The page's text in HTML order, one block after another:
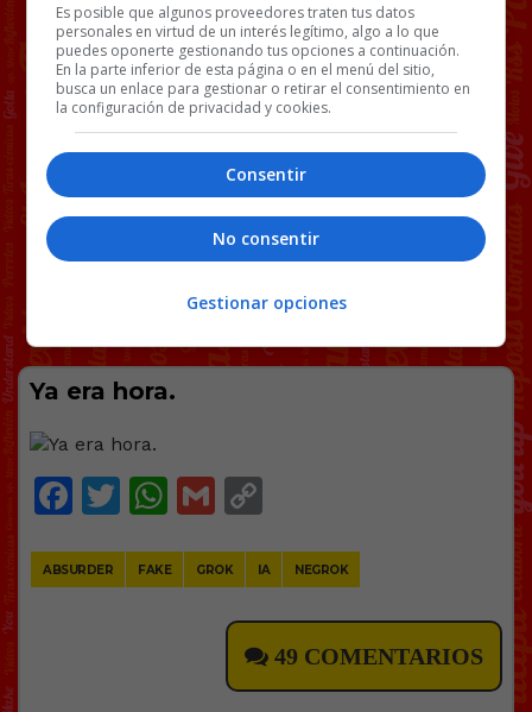
Ya era hora.
Facebook
Twitter
WhatsApp
Gmail
ABSURDER FAKE GROK IA NEGROK
49 COMENTARIOS
Es posible que algunos proveedores traten tus datos
personales en virtud de un interés legítimo, algo a lo que
puedes oponerte gestionando tus opciones a continuación.
En la parte inferior de esta página o en el menú del sitio,
busca un enlace para gestionar o retirar el consentimiento en
la configuración de privacidad y cookies.
Consentir
No consentir
Gestionar opciones